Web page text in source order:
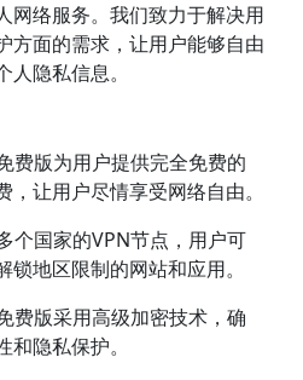
网络服务。我们致力于解决用
方面的需求，让用户能够自由
隐私信息。
费版为用户提供完全免费的
让用户尽情享受网络自由。
个国家的VPN节点，用户可
地区限制的网站和应用。
费版采用高级加密技术，确
隐私保护。